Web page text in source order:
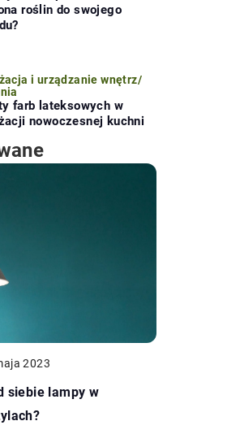
roślin do swojego
i urządzanie wnętrz/
farb lateksowych w
nowoczesnej kuchni
2023
siebie lampy w